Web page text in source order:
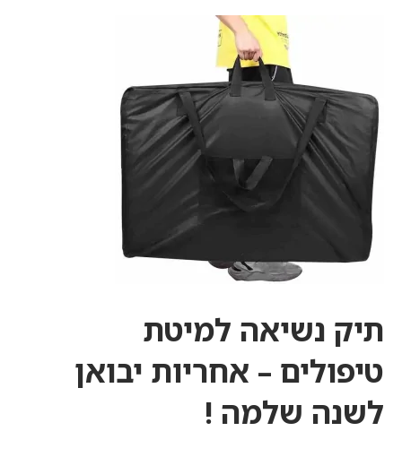
תיק נשיאה למיטת
טיפולים – אחריות יבואן
לשנה שלמה !